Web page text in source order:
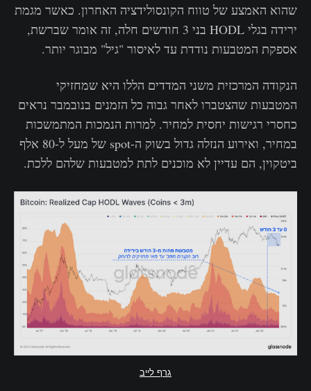
שהוא האמצע של טווח הקונסולידציה האחרון. כאשר מגמת
ירידה בגלי HODL בני 3 חודשים חלה, זה אומר שברשת,
אספקת המטבעות נודדת עד לאיסור "גיל" מבוגר יותר.
הנקודה המרכזית משני המדדים הללו היא שמחזיקי
המטבעות שהצטברו לאחר גבוה כל הזמנים בנובמבר נראים
כחסרי רגישות יחסית למחיר. למרות הנמכות המתמשכות
במחיר, ואירוע הנזלה גדול בשוק ה-spot של מעל ל-80 אלף
ביטקוין, הם עדיין לא מוכנים לתת למטבעות שלהם ללכת.
גרף לייב